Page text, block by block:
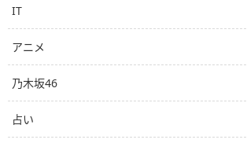
IT
アニメ
乃木坂46
占い